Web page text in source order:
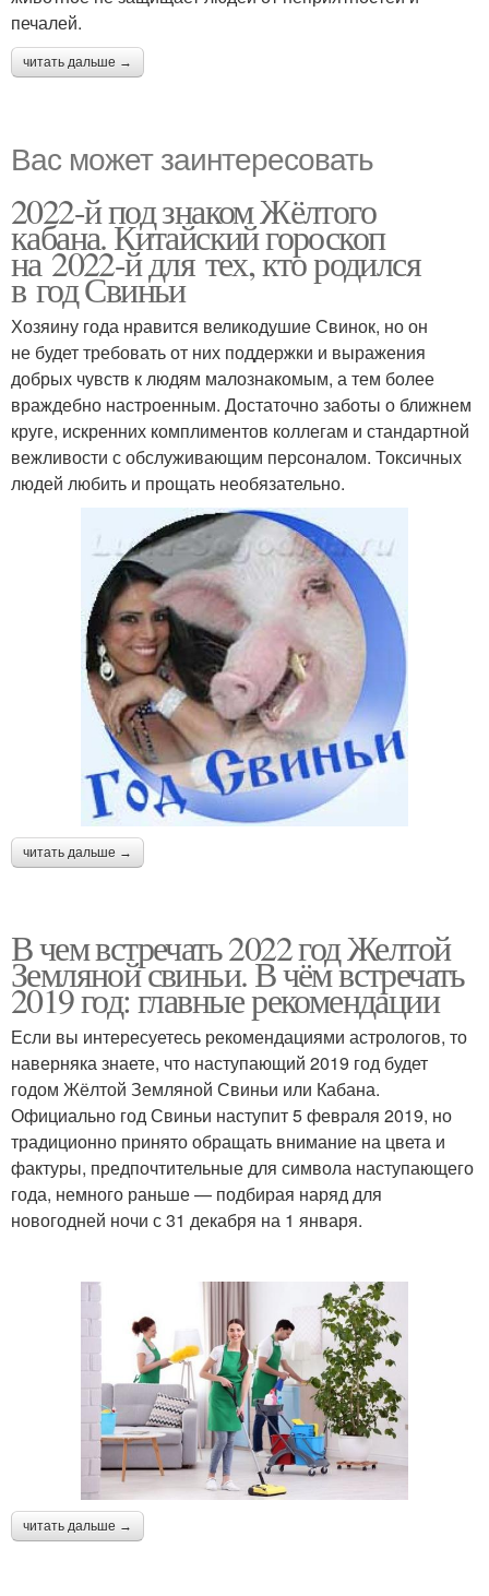
печалей.
читать дальше →
Вас может заинтересовать
2022-й под знаком Жёлтого
кабана. Китайский гороскоп
на 2022-й для тех, кто родился
в год Свиньи
Хозяину года нравится великодушие Свинок, но он
не будет требовать от них поддержки и выражения
добрых чувств к людям малознакомым, а тем более
враждебно настроенным. Достаточно заботы о ближнем
круге, искренних комплиментов коллегам и стандартной
вежливости с обслуживающим персоналом. Токсичных
людей любить и прощать необязательно.
читать дальше →
В чем встречать 2022 год Желтой
Земляной свиньи. В чём встречать
2019 год: главные рекомендации
Если вы интересуетесь рекомендациями астрологов, то
наверняка знаете, что наступающий 2019 год будет
годом Жёлтой Земляной Свиньи или Кабана.
Официально год Свиньи наступит 5 февраля 2019, но
традиционно принято обращать внимание на цвета и
фактуры, предпочтительные для символа наступающего
года, немного раньше — подбирая наряд для
новогодней ночи с 31 декабря на 1 января.
читать дальше →